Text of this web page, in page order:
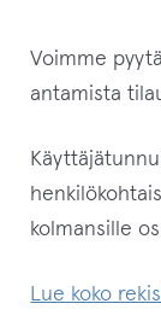
Voimme
antamista
kolmansille
Lue koko